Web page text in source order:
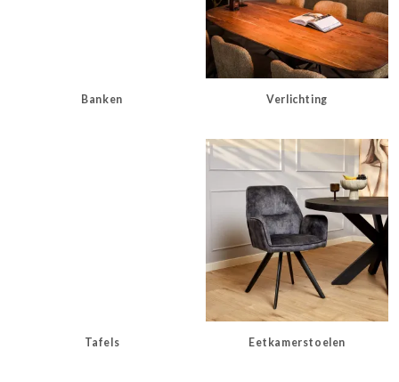
Banken Verlichting
Tafels Eetkamerstoelen